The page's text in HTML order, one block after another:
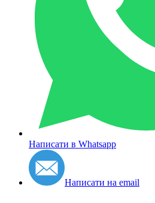
Написати в Whatsapp
Написати на email